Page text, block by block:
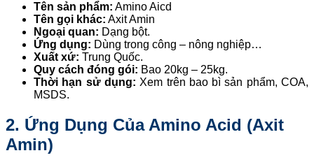
Tên sản phẩm: Amino Aicd
Tên gọi khác: Axit Amin
Ngoại quan: Dạng bột.
Ứng dụng: Dùng trong công – nông nghiệp…
Xuất xứ: Trung Quốc.
Quy cách đóng gói: Bao 20kg – 25kg.
Thời hạn sử dụng: Xem trên bao bì sản phẩm, COA,
MSDS.
2. Ứng Dụng Của Amino Acid (Axit
Amin)